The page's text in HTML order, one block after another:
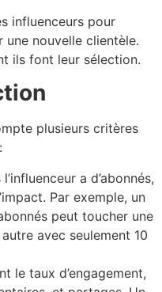
influenceurs pour
nouvelle clientèle.
ils font leur sélection.
plusieurs critères
l’influenceur a d’abonnés,
Par exemple, un
peut toucher une
avec seulement 10
le taux d’engagement,